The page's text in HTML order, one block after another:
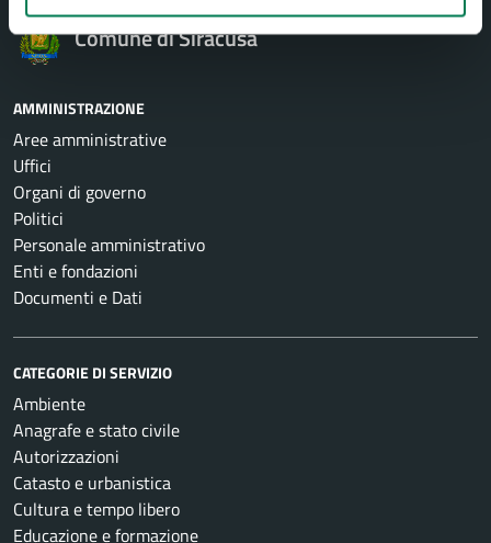
Comune di Siracusa
AMMINISTRAZIONE
Aree amministrative
Uffici
Organi di governo
Politici
Personale amministrativo
Enti e fondazioni
Documenti e Dati
CATEGORIE DI SERVIZIO
Ambiente
Anagrafe e stato civile
Autorizzazioni
Catasto e urbanistica
Cultura e tempo libero
Educazione e formazione